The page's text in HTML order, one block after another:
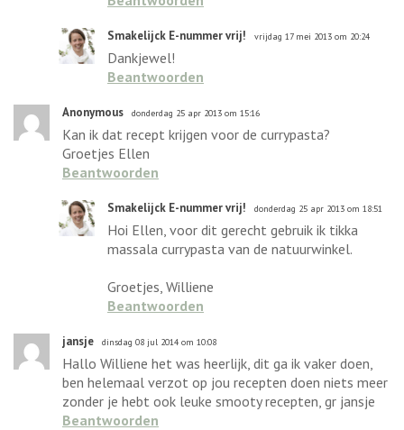
Smakelijck E-nummer vrij! vrijdag 17 mei 2013 om 20:24
Dankjewel!
Beantwoorden
Anonymous donderdag 25 apr 2013 om 15:16
Kan ik dat recept krijgen voor de currypasta?
Groetjes Ellen
Beantwoorden
Smakelijck E-nummer vrij! donderdag 25 apr 2013 om 18:51
Hoi Ellen, voor dit gerecht gebruik ik tikka
massala currypasta van de natuurwinkel.
Groetjes, Williene
Beantwoorden
jansje dinsdag 08 jul 2014 om 10:08
Hallo Williene het was heerlijk, dit ga ik vaker doen,
ben helemaal verzot op jou recepten doen niets meer
zonder je hebt ook leuke smooty recepten, gr jansje
Beantwoorden